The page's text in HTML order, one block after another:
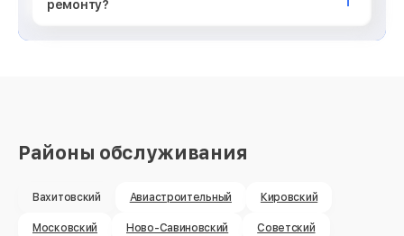
ремонту?
Районы обслуживания
Вахитовский Авиастроительный Кировский
Московский Ново-Савиновский Советский